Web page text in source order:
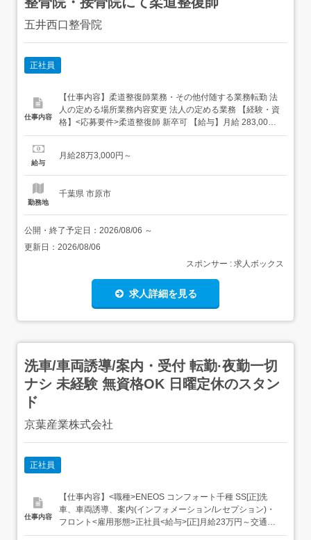
五井西口整骨院
正社員
仕事内容
【仕事内容】柔道整復師業務・その他付随する業務転勤 法
人の定める場所業務内容変更 法人の定める業務 【経験・資
格】<応募要件>柔道整復師 新卒可 【給与】月給 283,000
円 〜 <給与の備考> 通勤手当 (25,000円迄/月) 昇給(評価制
方は手当がつきます 経験年数を考慮いたします 試用期間6
給与
月給28万3,000円～
勤務地
千葉県 市原市
公開・終了予定日： 2026/08/06 ～
更新日： 2026/08/06
スポンサー : 求人ボックス
求人詳細を見る
洗車/車両誘導/案内・受付 転勤·夜勤一切
ナシ 未経験 無資格OK 日曜定休のスタン
ド
京葉産業株式会社
正社員
仕事内容
【仕事内容】<職種>ENEOS コンフォート千種 SS[正]洗
車、車両誘導、案内(インフォメーション/レセプション)・
フロント<雇用形態>正社員<給与>[正]月給23万円～交通費:
車通勤・バイク通勤OK研修期間:2ヵ月 同条件試用期間の雇